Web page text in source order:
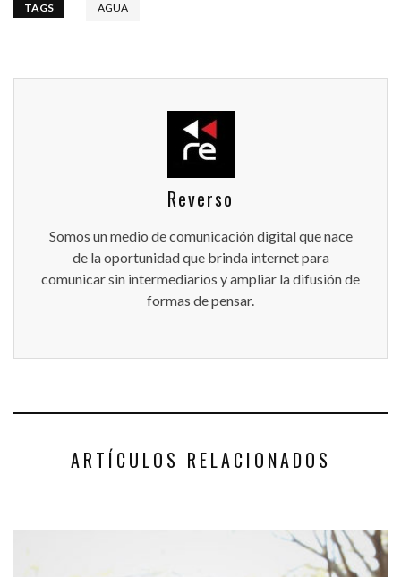
TAGS AGUA
Reverso
Somos un medio de comunicación digital que nace
de la oportunidad que brinda internet para
comunicar sin intermediarios y ampliar la difusión de
formas de pensar.
ARTÍCULOS RELACIONADOS